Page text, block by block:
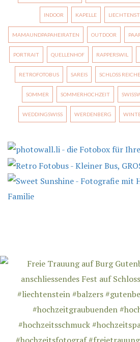
INDOOR KAPELLE
MAMAUNDPAPAHEIRATEN OUTDOOR
PORTRAIT QUELLENHOF RAPPERSWIL
RETROFOTOBUS SAREIS SCHLOSS
SOMMER SOMMERHOCHZEIT
WEDDINGSWISS WERDENBERG